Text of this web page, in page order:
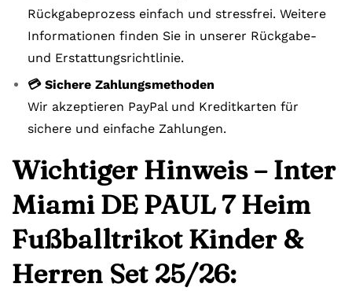
Rückgabeprozess einfach und stressfrei. Weitere
Informationen finden Sie in unserer Rückgabe-
und Erstattungsrichtlinie.
💳 Sichere Zahlungsmethoden
Wir akzeptieren PayPal und Kreditkarten für
sichere und einfache Zahlungen.
Wichtiger Hinweis – Inter
Miami DE PAUL 7 Heim
Fußballtrikot Kinder &
Herren Set 25/26: